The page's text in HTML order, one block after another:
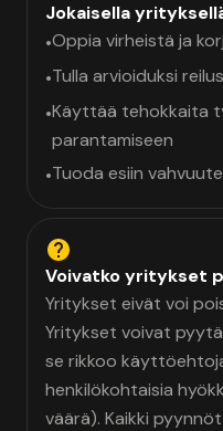
Jokaisella
•Oppia virheistä ja
•Tulla arvioiduksi
•Käyttää tehokkaita
parantamiseen
•Tuoda esiin
Voivatko yritykset
Yritykset eivät voi
Yritykset voivat
se rikkoo
henkilökohtaisia
väärä). Kaikki